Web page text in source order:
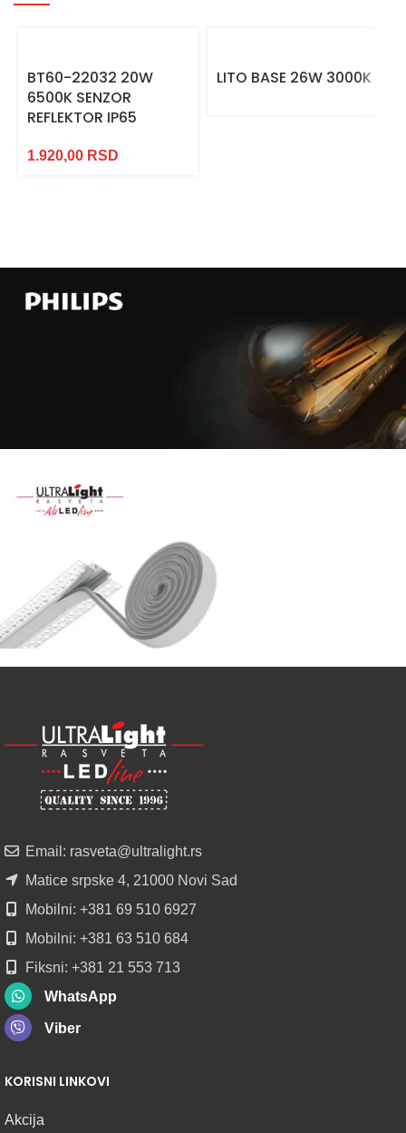
BT60-22032 20W
6500K SENZOR
REFLEKTOR IP65
1.920,00 RSD
LITO BASE 26W 3000K
Najveći
izbor
SIJALICA
u
regionu
LED
PROFILI
TRIMLESS
DIFUZOROM
POGLEDAJ
Email: rasveta@ultralight.rs
Matice srpske 4, 21000 Novi Sad
Mobilni: +381 69 510 6927
Mobilni: +381 63 510 684
Fiksni: +381 21 553 713
WhatsApp
Viber
KORISNI LINKOVI
Akcija